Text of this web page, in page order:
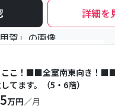
詳細を
り #予約受付中 #空室待ち
ここ！■■全室南東向き！
てます。（5・6階）
万円／月